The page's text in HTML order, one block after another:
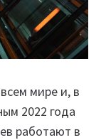
мире и, в
2022 года
работают в